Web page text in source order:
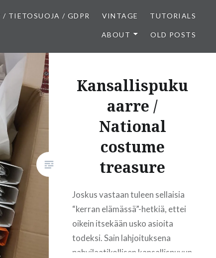
/ TIETOSUOJA / GDPR VINTAGE TUTORIALS
ABOUT OLD POSTS
Kansallispuku
aarre /
National
costume
treasure
Joskus vastaan tuleen sellaisia
“kerran elämässä”-hetkiä, ettei
oikein itsekään usko asioita
todeksi. Sain lahjoituksena
pahvilaatikollisen kansallispuvun